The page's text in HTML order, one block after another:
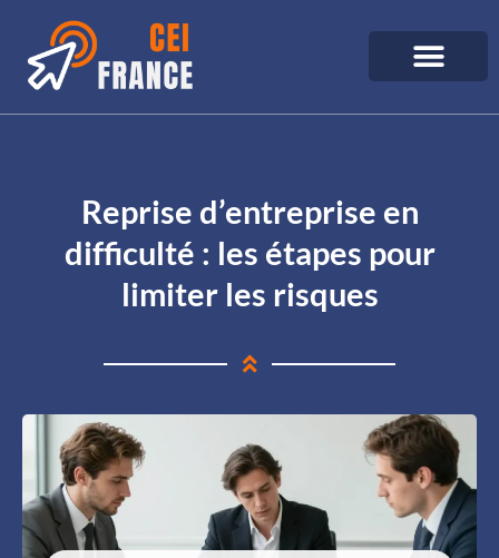
Reprise d’entreprise en
difficulté : les étapes pour
limiter les risques